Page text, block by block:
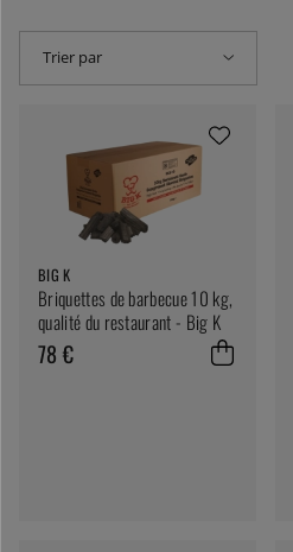
Trier par
BIG K
Briquettes de barbecue 10 kg,
qualité du restaurant - Big K
78 €